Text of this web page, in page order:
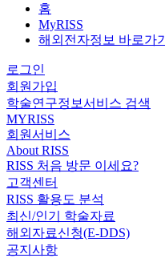
홈
MyRISS
해외전자정보 바로가기
로그인
회원가입
학술연구정보서비스 검색
MYRISS
회원서비스
About RISS
RISS 처음 방문 이세요?
고객센터
RISS 활용도 분석
최신/인기 학술자료
해외자료신청(E-DDS)
공지사항